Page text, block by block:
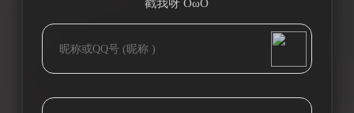
戳我呀 OωO
Tieba